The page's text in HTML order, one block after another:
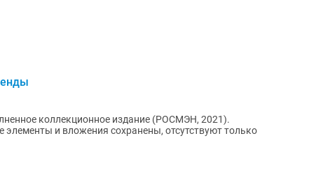
коллекционное издание (РОСМЭН, 2021).
элементы и вложения сохранены, отсутствуют только